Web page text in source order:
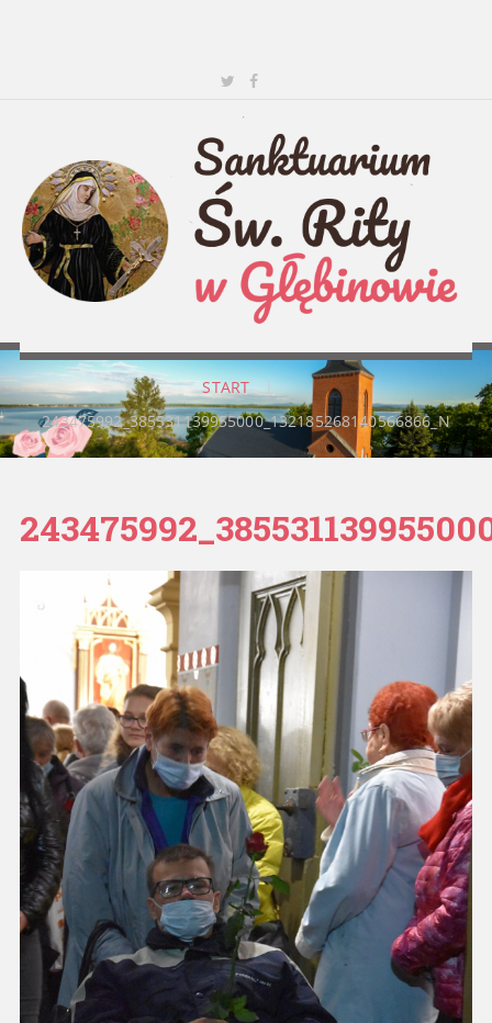
START |
243475992_385531139955000_132185268140566866_N